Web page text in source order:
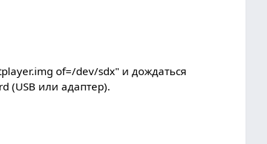
of=/dev/sdx" и дождаться
(USB или адаптер).